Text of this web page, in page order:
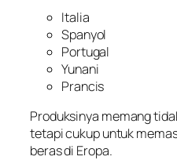
Italia
Spanyol
Portugal
Yunani
Prancis
Produksinya memang
tetapi cukup untuk
beras di Eropa.